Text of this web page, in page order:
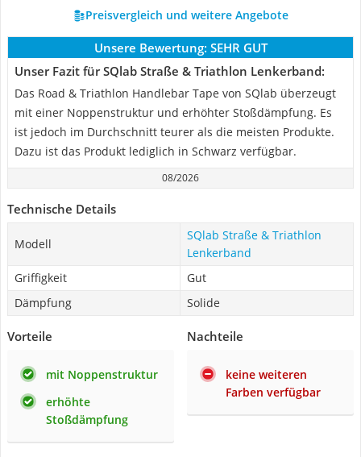
Preisvergleich und weitere Angebote
Unsere Bewertung: SEHR GUT
Unser Fazit für SQlab Straße & Triathlon Lenkerband:
Das Road & Triathlon Handlebar Tape von SQlab überzeugt
mit einer Noppenstruktur und erhöhter Stoßdämpfung. Es
ist jedoch im Durchschnitt teurer als die meisten Produkte.
Dazu ist das Produkt lediglich in Schwarz verfügbar.
08/2026
Technische Details
Modell
SQlab Straße & Triathlon
Lenkerband
Griffigkeit
Gut
Dämpfung
Solide
Vorteile
mit Noppenstruktur
erhöhte
Stoßdämpfung
Nachteile
keine weiteren
Farben verfügbar